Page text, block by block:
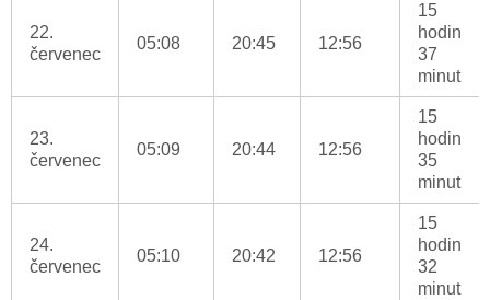
22.
červenec
05:08 20:45 12:56
15
hodin
37
minut
23.
červenec
05:09 20:44 12:56
15
hodin
35
minut
24.
červenec
05:10 20:42 12:56
15
hodin
32
minut